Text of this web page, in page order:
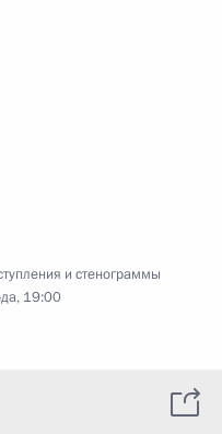
и стенограммы
19:00